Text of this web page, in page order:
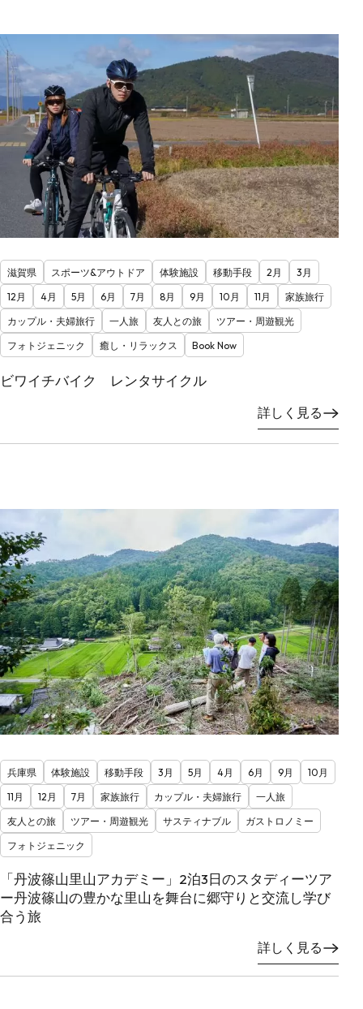
滋賀県 スポーツ&アウトドア 体験施設 移動手段 2月
3月
12月
4月 5月 6月 7月 8月 9月 10月 11月
家族旅行
カップル・夫婦旅行
一人旅 友人との旅
ツアー・周遊観光
フォトジェニック
癒し・リラックス Book Now
ビワイチバイク レンタサイクル
詳しく見る
兵庫県 体験施設 移動手段 3月 5月 4月 6月 9月
10月
11月
12月 7月 家族旅行 カップル・夫婦旅行
一人旅
友人との旅
ツアー・周遊観光 サスティナブル
ガストロノミー
フォトジェニック
「丹波篠山里山アカデミー」2泊3日のスタディーツア
ー丹波篠山の豊かな里山を舞台に郷守りと交流し学び
合う旅
詳しく見る